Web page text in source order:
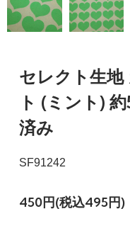
セレクト生地
ト (ミント)
済み
SF91242
450円(税込495円)